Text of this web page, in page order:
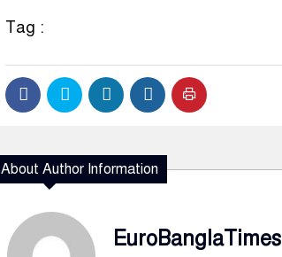
Tag :
About Author Information
EuroBanglaTimes